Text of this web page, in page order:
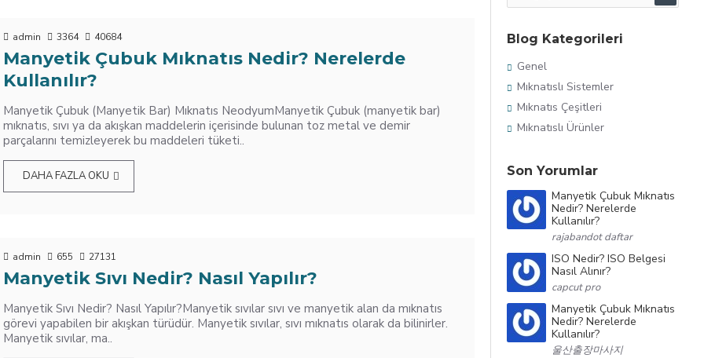
admin 3364 40684
Manyetik Çubuk Mıknatıs Nedir? Nerelerde
Kullanılır?
Manyetik Çubuk (Manyetik Bar) Mıknatıs NeodyumManyetik Çubuk (manyetik bar)
mıknatıs, sıvı ya da akışkan maddelerin içerisinde bulunan toz metal ve demir
parçalarını temizleyerek bu maddeleri tüketi..
DAHA FAZLA OKU
admin 655 27131
Manyetik Sıvı Nedir? Nasıl Yapılır?
Manyetik Sıvı Nedir? Nasıl Yapılır?Manyetik sıvılar sıvı ve manyetik alan da mıknatıs
görevi yapabilen bir akışkan türüdür. Manyetik sıvılar, sıvı mıknatıs olarak da bilinirler.
Manyetik sıvılar, ma..
Blog Kategorileri
Genel
Mıknatıslı Sistemler
Mıknatıs Çeşitleri
Mıknatıslı Ürünler
Son Yorumlar
Manyetik Çubuk Mıknatıs
Nedir? Nerelerde
Kullanılır?
rajabandot daftar
ISO Nedir? ISO Belgesi
Nasıl Alınır?
capcut pro
Manyetik Çubuk Mıknatıs
Nedir? Nerelerde
Kullanılır?
울산출장마사지